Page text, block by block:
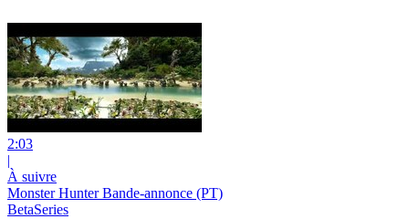
2:03
|
À suivre
Monster Hunter Bande-annonce (PT)
BetaSeries